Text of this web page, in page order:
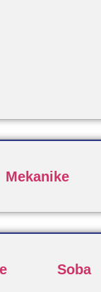
Mekanike
Soba